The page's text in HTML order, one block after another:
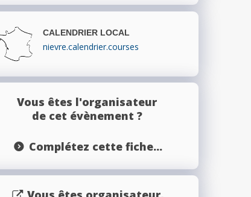
CALENDRIER LOCAL
nievre.calendrier.courses
Vous êtes l'organisateur
de cet évènement ?
Complétez cette fiche...